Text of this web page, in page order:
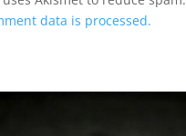
data is processed.